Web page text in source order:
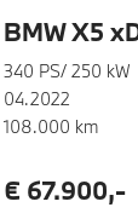
BMW X5
340 PS/ 250 kW
04.2022
108.000 km
€ 67.900,-